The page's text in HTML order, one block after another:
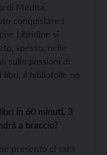
di Medita,
conquistare i
Libridine si
spesso, nelle
sulle passioni di
libri, il bibliofolle ne
in 60 minuti, 3
a braccio?
presento ci sarà